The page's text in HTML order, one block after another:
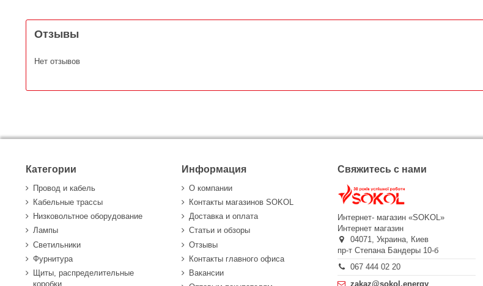
Отзывы
Нет отзывов
Категории
Провод и кабель
Кабельные трассы
Низковольтное оборудование
Лампы
Светильники
Фурнитура
Щиты, распределительные
коробки
Информация
О компании
Контакты магазинов SOKOL
Доставка и оплата
Статьи и обзоры
Отзывы
Контакты главного офиса
Вакансии
Свяжитесь с нами
Интернет- магазин «SOKOL»
Интернет магазин
04071,Украина, Киев
пр-т Степана Бандеры 10-б
067 444 02 20
zakaz@sokol.energy